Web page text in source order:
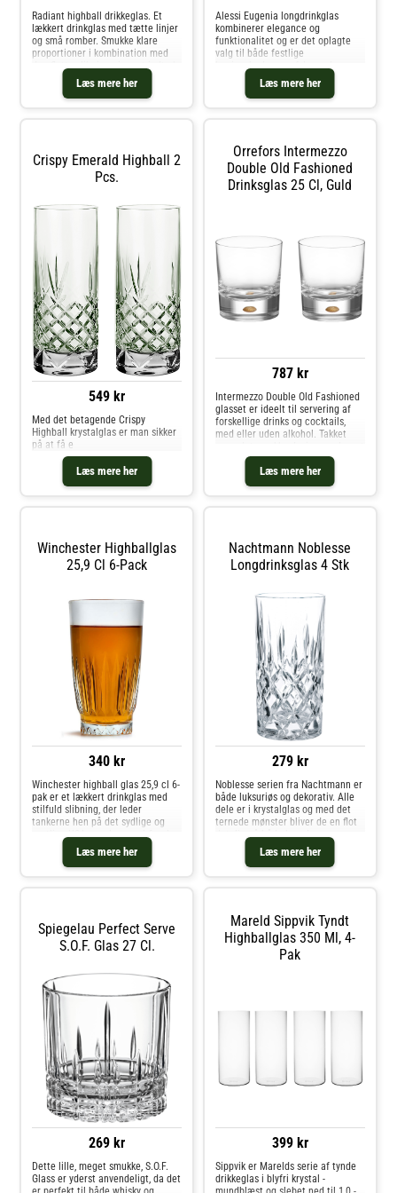
Læs mere her
Radiant highball drikkeglas. Et
lækkert drinkglas med tætte linjer
og små romber. Smukke klare
proportioner i kombination med
der mærkes på lune aftener i det
sydlige USA.Volumen: 47,3
clHøjde: 15,7 cmBredde: 8,4
Læs mere her
Alessi Eugenia longdrinkglas
kombinerer elegance og
funktionalitet og er det oplagte
valg til både festlige
stunder. Glassene er designet af
Naoto Fukasawa og fremstillet i
krystalglas med en smuk klarhed,
Crispy Emerald Highball 2
Pcs.
549 kr
Læs mere her
Med det betagende Crispy
Highball krystalglas er man sikker
på at få e
Orrefors Intermezzo
Double Old Fashioned
Drinksglas 25 Cl, Guld
787 kr
Læs mere her
Intermezzo Double Old Fashioned
glasset er ideelt til servering af
forskellige drinks og cocktails,
med eller uden alkohol. Takket
også perfekt til at sætte prikken
over i'et på dine middagsselskaber
med dine nærmeste
Winchester Highballglas
25,9 Cl 6-Pack
340 kr
Læs mere her
Winchester highball glas 25,9 cl 6-
pak er et lækkert drinkglas med
stilfuld slibning, der leder
tankerne hen på det sydlige og
vestlige USA som leveres i 6-pak.
Libbys Winchester highball glas
25,9 cl giver med sine smalle
slibninger en klassisk følelse,
limonade med mere.Volumen:
25,9 clHøjde: 13,5 cmØ: 7,5
cmLeveres i 6-pakTåler
Nachtmann Noblesse
Longdrinksglas 4 Stk
279 kr
Læs mere her
Noblesse serien fra Nachtmann er
både luksuriøs og dekorativ. Alle
dele er i krystalglas og med det
ternede mønster bliver de en flot
detalje på både hverdags- og
festbordet eller i barskabet.
Sættet her indeholder fire
longdrinkglas, som alle tåler maski
Spiegelau Perfect Serve
S.O.F. Glas 27 Cl.
269 kr
Dette lille, meget smukke, S.O.F.
Glass er yderst anvendeligt, da det
Mareld Sippvik Tyndt
Highballglas 350 Ml, 4-
Pak
399 kr
Sippvik er Marelds serie af tynde
drikkeglas i blyfri krystal -